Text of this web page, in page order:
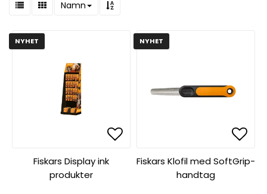
Namn
NYHET
Lägg till i
Fiskars Display ink
produkter
NYHET
Fiskars Klofil med SoftGrip-
handtag